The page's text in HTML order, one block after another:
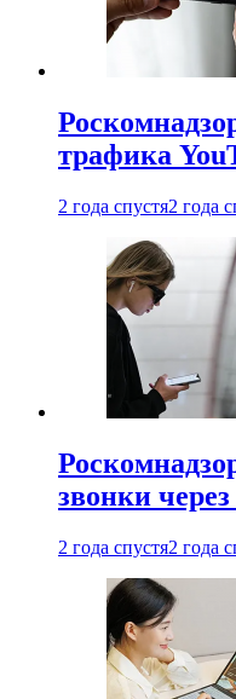
трафика
2 года спустя2 года
звонки
2 года спустя2 года